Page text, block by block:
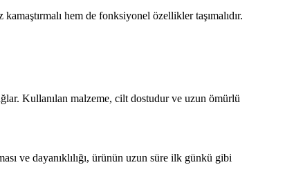
hem de fonksiyonel özellikler taşımalıdır.
Kullanılan malzeme, cilt dostudur ve uzun ömürlü
ve dayanıklılığı, ürünün uzun süre ilk günkü gibi